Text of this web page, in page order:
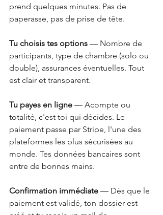
prend quelques minutes. Pas de
paperasse, pas de prise de tête.
Tu choisis tes options — Nombre de
participants, type de chambre (solo ou
double), assurances éventuelles. Tout
est clair et transparent.
Tu payes en ligne — Acompte ou
totalité, c'est toi qui décides. Le
paiement passe par Stripe, l'une des
plateformes les plus sécurisées au
monde. Tes données bancaires sont
entre de bonnes mains.
Confirmation immédiate — Dès que le
paiement est validé, ton dossier est